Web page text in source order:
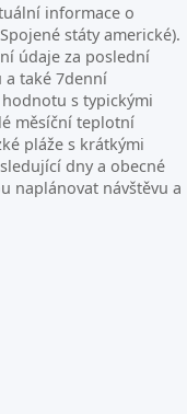
informace o
státy americké).
údaje za poslední
a také 7denní
s typickými
měsíční teplotní
pláže s krátkými
dny a obecné
naplánovat návštěvu a